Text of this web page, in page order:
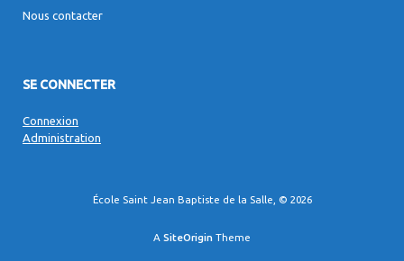
Nous contacter
SE CONNECTER
Connexion
Administration
École Saint Jean Baptiste de la Salle, © 2026
A SiteOrigin Theme